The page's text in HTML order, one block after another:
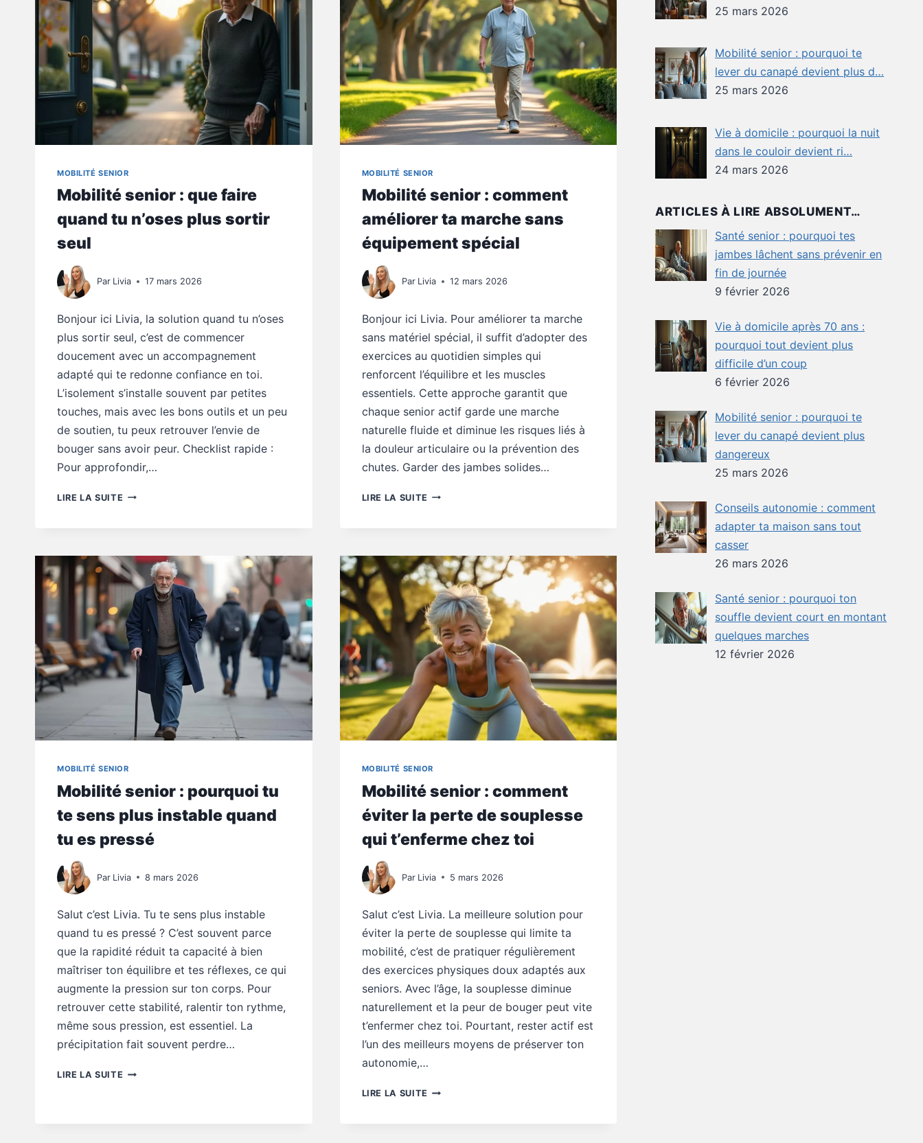
DEVIENT
PLUS
DANGEREUX
FATIGUER
MOBILITÉ SENIOR
Mobilité senior : que faire
quand tu n’oses plus sortir
seul
Par Livia 17 mars 2026
Bonjour ici Livia, la solution quand tu n’oses
plus sortir seul, c’est de commencer
doucement avec un accompagnement
adapté qui te redonne confiance en toi.
L’isolement s’installe souvent par petites
touches, mais avec les bons outils et un peu
de soutien, tu peux retrouver l’envie de
bouger sans avoir peur. Checklist rapide :
Pour approfondir,…
LIRE LA SUITE MOBILITÉ
QUAND
TU
N’OSES
PLUS
SORTIR
SEUL
MOBILITÉ SENIOR
Mobilité senior : comment
améliorer ta marche sans
équipement spécial
Par Livia 12 mars 2026
Bonjour ici Livia. Pour améliorer ta marche
sans matériel spécial, il suffit d’adopter des
exercices au quotidien simples qui
renforcent l’équilibre et les muscles
essentiels. Cette approche garantit que
chaque senior actif garde une marche
naturelle fluide et diminue les risques liés à
la douleur articulaire ou la prévention des
chutes. Garder des jambes solides…
LIRE LA SUITE MOBILITÉ
TA
MARCHE
SANS
ÉQUIPEMENT
SPÉCIAL
MOBILITÉ SENIOR
Mobilité senior : pourquoi tu
te sens plus instable quand
tu es pressé
Par Livia 8 mars 2026
Salut c’est Livia. Tu te sens plus instable
quand tu es pressé ? C’est souvent parce
que la rapidité réduit ta capacité à bien
maîtriser ton équilibre et tes réflexes, ce qui
augmente la pression sur ton corps. Pour
retrouver cette stabilité, ralentir ton rythme,
même sous pression, est essentiel. La
précipitation fait souvent perdre…
LIRE LA SUITE MOBILITÉ
MOBILITÉ SENIOR
Mobilité senior : comment
éviter la perte de souplesse
qui t’enferme chez toi
Par Livia 5 mars 2026
Salut c’est Livia. La meilleure solution pour
éviter la perte de souplesse qui limite ta
mobilité, c’est de pratiquer régulièrement
des exercices physiques doux adaptés aux
seniors. Avec l’âge, la souplesse diminue
naturellement et la peur de bouger peut vite
t’enfermer chez toi. Pourtant, rester actif est
l’un des meilleurs moyens de préserver ton
autonomie,…
LIRE LA SUITE MOBILITÉ
25 mars 2026
Mobilité senior : pourquoi te
lever du canapé devient plus d…
25 mars 2026
Vie à domicile : pourquoi la nuit
dans le couloir devient ri…
24 mars 2026
ARTICLES À LIRE ABSOLUMENT…
Santé senior : pourquoi tes
jambes lâchent sans prévenir en
fin de journée
9 février 2026
Vie à domicile après 70 ans :
pourquoi tout devient plus
difficile d’un coup
6 février 2026
Mobilité senior : pourquoi te
lever du canapé devient plus
dangereux
25 mars 2026
Conseils autonomie : comment
adapter ta maison sans tout
casser
26 mars 2026
Santé senior : pourquoi ton
souffle devient court en montant
quelques marches
12 février 2026